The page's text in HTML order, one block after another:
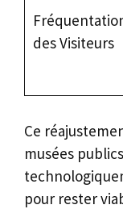
des Visiteurs
Ce
musées
pour rester